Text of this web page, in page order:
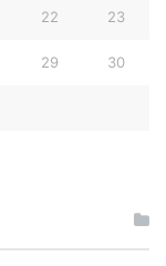
22 23
29 30